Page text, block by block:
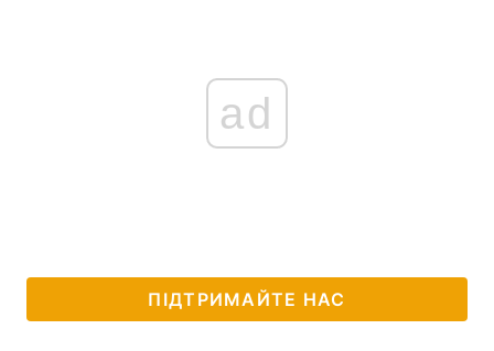
ad
ПІДТРИМАЙТЕ НАС